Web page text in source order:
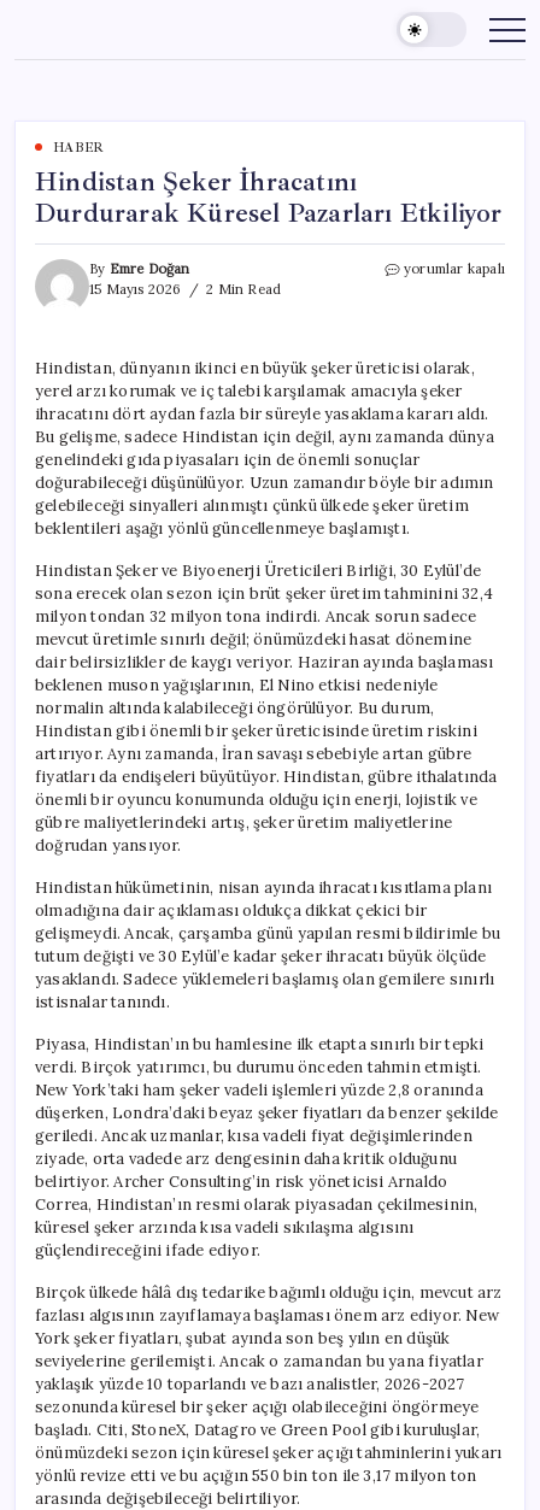
content
HABER
Hindistan Şeker İhracatını
Durdurarak Küresel Pazarları Etkiliyor
By Emre Doğan
15 Mayıs 2026
2 Min Read
Hindistan
Pazarları
Etkiliyor
için
yorumlar kapalı
Hindistan, dünyanın ikinci en büyük şeker üreticisi olarak,
yerel arzı korumak ve iç talebi karşılamak amacıyla şeker
ihracatını dört aydan fazla bir süreyle yasaklama kararı aldı.
Bu gelişme, sadece Hindistan için değil, aynı zamanda dünya
genelindeki gıda piyasaları için de önemli sonuçlar
doğurabileceği düşünülüyor. Uzun zamandır böyle bir adımın
gelebileceği sinyalleri alınmıştı çünkü ülkede şeker üretim
beklentileri aşağı yönlü güncellenmeye başlamıştı.
Hindistan Şeker ve Biyoenerji Üreticileri Birliği, 30 Eylül’de
sona erecek olan sezon için brüt şeker üretim tahminini 32,4
milyon tondan 32 milyon tona indirdi. Ancak sorun sadece
mevcut üretimle sınırlı değil; önümüzdeki hasat dönemine
dair belirsizlikler de kaygı veriyor. Haziran ayında başlaması
beklenen muson yağışlarının, El Nino etkisi nedeniyle
normalin altında kalabileceği öngörülüyor. Bu durum,
Hindistan gibi önemli bir şeker üreticisinde üretim riskini
artırıyor. Aynı zamanda, İran savaşı sebebiyle artan gübre
fiyatları da endişeleri büyütüyor. Hindistan, gübre ithalatında
önemli bir oyuncu konumunda olduğu için enerji, lojistik ve
gübre maliyetlerindeki artış, şeker üretim maliyetlerine
doğrudan yansıyor.
Hindistan hükümetinin, nisan ayında ihracatı kısıtlama planı
olmadığına dair açıklaması oldukça dikkat çekici bir
gelişmeydi. Ancak, çarşamba günü yapılan resmi bildirimle bu
tutum değişti ve 30 Eylül’e kadar şeker ihracatı büyük ölçüde
yasaklandı. Sadece yüklemeleri başlamış olan gemilere sınırlı
istisnalar tanındı.
Piyasa, Hindistan’ın bu hamlesine ilk etapta sınırlı bir tepki
verdi. Birçok yatırımcı, bu durumu önceden tahmin etmişti.
New York’taki ham şeker vadeli işlemleri yüzde 2,8 oranında
düşerken, Londra’daki beyaz şeker fiyatları da benzer şekilde
geriledi. Ancak uzmanlar, kısa vadeli fiyat değişimlerinden
ziyade, orta vadede arz dengesinin daha kritik olduğunu
belirtiyor. Archer Consulting’in risk yöneticisi Arnaldo
Correa, Hindistan’ın resmi olarak piyasadan çekilmesinin,
küresel şeker arzında kısa vadeli sıkılaşma algısını
güçlendireceğini ifade ediyor.
Birçok ülkede hâlâ dış tedarike bağımlı olduğu için, mevcut arz
fazlası algısının zayıflamaya başlaması önem arz ediyor. New
York şeker fiyatları, şubat ayında son beş yılın en düşük
seviyelerine gerilemişti. Ancak o zamandan bu yana fiyatlar
yaklaşık yüzde 10 toparlandı ve bazı analistler, 2026-2027
sezonunda küresel bir şeker açığı olabileceğini öngörmeye
başladı. Citi, StoneX, Datagro ve Green Pool gibi kuruluşlar,
önümüzdeki sezon için küresel şeker açığı tahminlerini yukarı
yönlü revize etti ve bu açığın 550 bin ton ile 3,17 milyon ton
arasında değişebileceği belirtiliyor.